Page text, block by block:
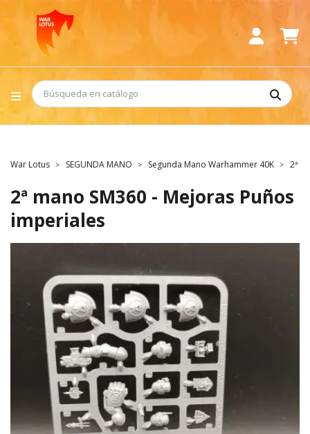
War Lotus SEGUNDA MANO Segunda Mano Warhammer 40K 2ª
2ª mano SM360 - Mejoras Puños
imperiales